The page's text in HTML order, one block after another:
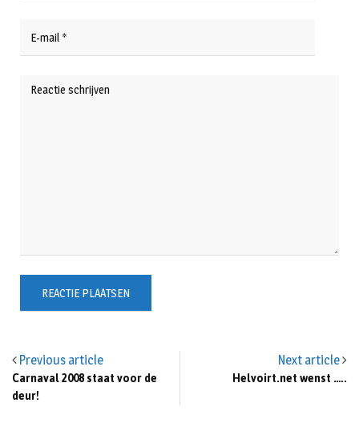
Previous article
Carnaval 2008 staat voor de
deur!
Next article
Helvoirt.net wenst …..